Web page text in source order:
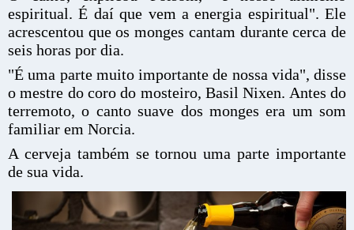
espiritual. É daí que vem a energia espiritual". Ele
acrescentou que os monges cantam durante cerca de
seis horas por dia.
"É uma parte muito importante de nossa vida", disse
o mestre do coro do mosteiro, Basil Nixen. Antes do
terremoto, o canto suave dos monges era um som
familiar em Norcia.
A cerveja também se tornou uma parte importante
de sua vida.